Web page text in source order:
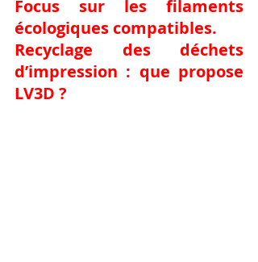
Focus sur les filaments
écologiques compatibles.
Recyclage des déchets
d’impression : que propose
LV3D ?